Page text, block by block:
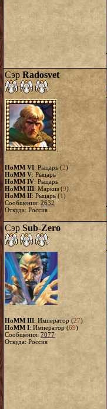
Сэр Radosvet
HoMM VI: Рыцарь (2)
HoMM V: Рыцарь
HoMM IV: Рыцарь
HoMM III: Маркиз (9)
HoMM II: Рыцарь (1)
Сообщения: 2632
Откуда: Россия
Сэр Sub-Zero
HoMM III: Император (27)
HoMM I: Император (69)
Сообщения: 7077
Откуда: Россия